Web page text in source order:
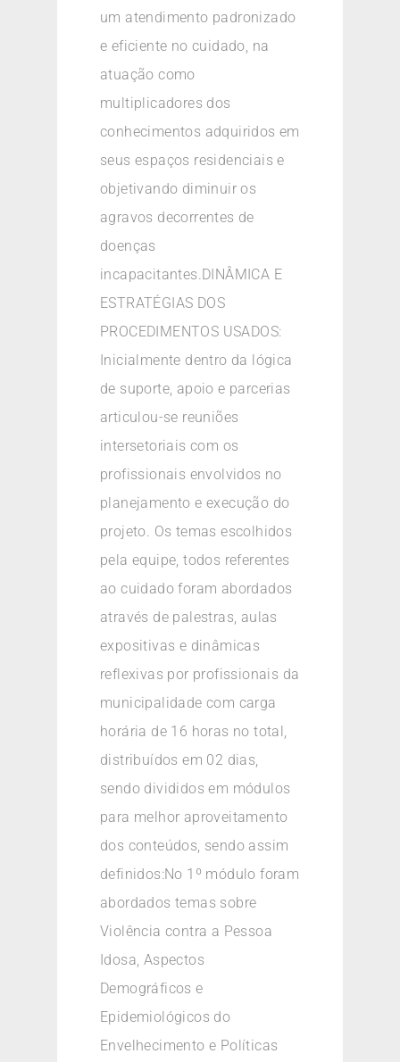
um atendimento padronizado
e eficiente no cuidado, na
atuação como
multiplicadores dos
conhecimentos adquiridos em
seus espaços residenciais e
objetivando diminuir os
agravos decorrentes de
doenças
incapacitantes.DINÂMICA E
ESTRATÉGIAS DOS
PROCEDIMENTOS USADOS:
Inicialmente dentro da lógica
de suporte, apoio e parcerias
articulou-se reuniões
intersetoriais com os
profissionais envolvidos no
planejamento e execução do
projeto. Os temas escolhidos
pela equipe, todos referentes
ao cuidado foram abordados
através de palestras, aulas
expositivas e dinâmicas
reflexivas por profissionais da
municipalidade com carga
horária de 16 horas no total,
distribuídos em 02 dias,
sendo divididos em módulos
para melhor aproveitamento
dos conteúdos, sendo assim
definidos:No 1º módulo foram
abordados temas sobre
Violência contra a Pessoa
Idosa, Aspectos
Demográficos e
Epidemiológicos do
Envelhecimento e Políticas